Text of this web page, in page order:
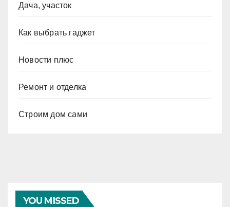
Дача, участок
Как выбрать гаджет
Новости плюс
Ремонт и отделка
Строим дом сами
YOU MISSED